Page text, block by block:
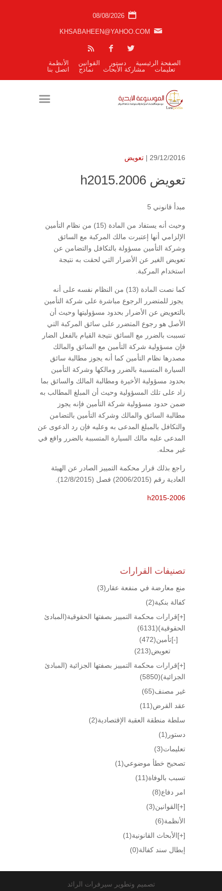
08/08/2026
KHSABAHEEN@YAHOO.COM
الصفحة الرئيسية دستور القوانين
الأنظمة
تعليمات
مشاركة الأبحاث نماذج اتصل بنا
29/12/2016 | تعويض
تعويض h2015.2006
مبدأ قانوني 5
وحيث أنه يستفاد من المادة (15) من نظام التأمين
الإلزامي أنها إعتبرت مالك المركبة مع السائق
وشركة التأمين مسؤولة بالتكافل والتضامن عن
تعويض الغير عن الأضرار التي لحقت به نتيجة
استخدام المركبة.
كما نصت المادة (13) من النظام نفسه على أنه
يجوز للمتضرر الرجوع مباشرة على شركة التأمين
بالتعويض عن الأضرار بحدود مسؤوليتها وحيث أن
الأصل هو رجوع المتضرر على سائق المركبة التي
تسببت بالضرر مع السائق نتيجة القيام بالفعل الضار
فإن مسؤولية شركة التأمين مع السائق والمالك
مصدرها نظام التأمين كما أنه يجوز مطالبة سائق
السيارة المتسببة بالضرر ومالكها وشركة التأمين
بحدود مسؤولية الأخيرة ومطالبة المالك والسائق بما
زاد على تلك المسؤولية وحيث أن المبلغ المطالب به
ضمن حدود مسؤولية شركة التأمين فإنه يجوز
مطالبة السائق والمالك وشركة التأمين بالتضامن
والتكافل بالمبلغ المدعى به وعليه فإن رد الدعوى عن
المدعى عليه مالك السيارة المتسببة بالضرر واقع في
غير محله.
راجع بذلك قرار محكمة التمييز الصادر عن الهيئة
العادية رقم (2006/2015) فصل (12/8/2015).
h2015-2006
تصنيفات القرارات
منع معارضة في منفعة عقار (3)
كفالة بنكية(2)
[+]قرارات محكمة التمييز بصفتها الحقوقية(المبادئ
الحقوقية)(6131)
[-]تأمين(472)
تعويض(213)
[+]قرارات محكمة التمييز بصفتها الجزائية (المبادئ
الجزائية)(5850)
غير مصنف(65)
عقد القرض(11)
سلطة منطقة العقبة الإقتصادية(2)
دستور (1)
تعليمات(3)
تصحيح خطأ موضوعي(1)
تسبب بالوفاة(11)
امر دفاع(8)
[+]القوانين(3)
الأنظمة(6)
[+]الأبحاث القانونية(1)
إبطال سند كفالة(0)
تصميم وتطوير سيرفرات الرائد